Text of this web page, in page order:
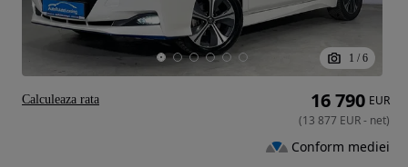
1 / 6
16 790 EUR
(13 877 EUR- net)
Conform mediei
Calculeaza rata